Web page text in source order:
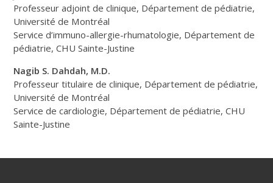
Professeur adjoint de clinique, Département de pédiatrie,
Université de Montréal
Service d’immuno-allergie-rhumatologie, Département de
pédiatrie, CHU Sainte-Justine
Nagib S. Dahdah, M.D.
Professeur titulaire de clinique, Département de pédiatrie,
Université de Montréal
Service de cardiologie, Département de pédiatrie, CHU
Sainte-Justine